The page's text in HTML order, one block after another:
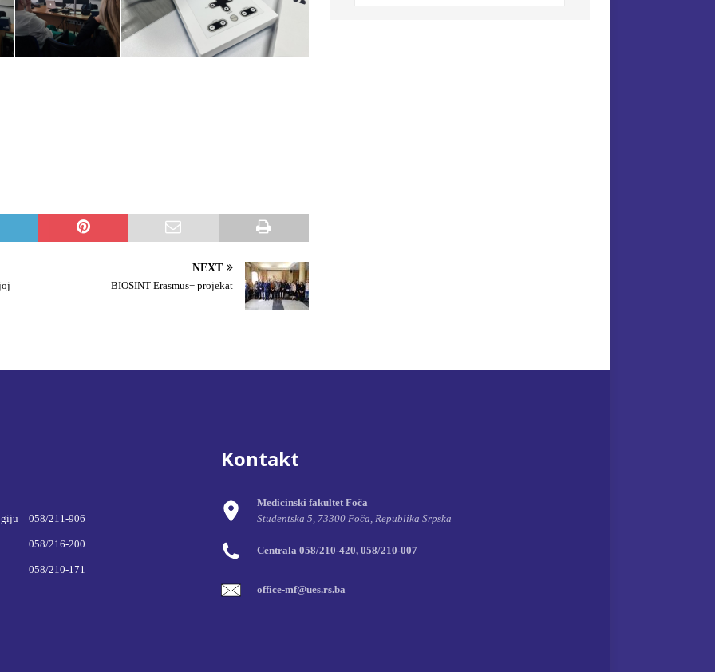
NEXT
BIOSINT Erasmus+ projekat
058/211-906
058/216-200
058/210-171
Kontakt
Medicinski fakultet Foča
Studentska 5, 73300 Foča, Republika Srpska
Centrala 058/210-420, 058/210-007
office-mf@ues.rs.ba